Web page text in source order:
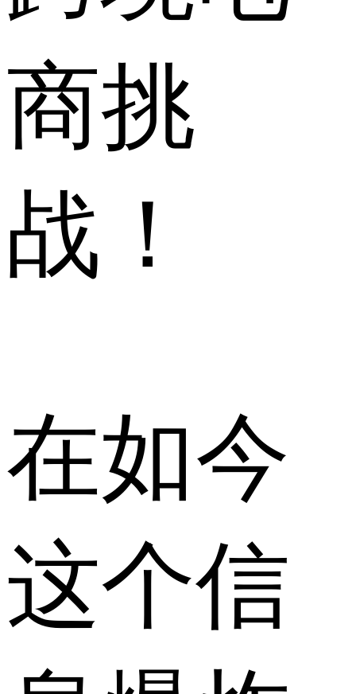
商挑
战！
在如今
这个信